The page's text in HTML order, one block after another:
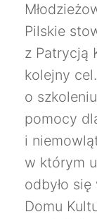
Pilskie
z Patrycją
kolejny
o
pomocy
i
w którym
odbyło
Domu